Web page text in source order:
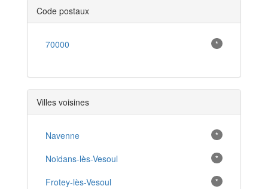
Code postaux
70000 *
Villes voisines
Navenne *
Noidans-lès-Vesoul *
Frotey-lès-Vesoul *